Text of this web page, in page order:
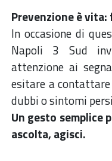
Prevenzione è
In occasione di
Napoli 3 Sud
attenzione ai
esitare a
dubbi o sintomi
Un gesto semplice
ascolta, agisci.